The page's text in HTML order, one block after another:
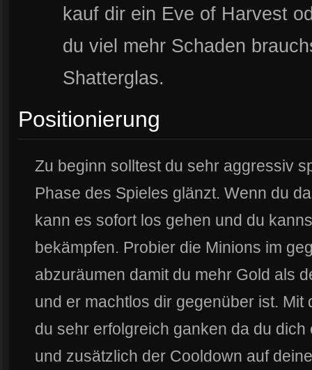
kauf dir ein Eve of Harvest
du viel mehr Schaden
Shatterglas.
Positionierung
Zu beginn solltest du sehr aggressiv
Phase des Spieles glänzt. Wenn du
kann es sofort los gehen und du
bekämpfen. Probier die Minions im
abzuräumen damit du mehr Gold als
und er machtlos dir gegenüber ist. Mit
du sehr erfolgreich ganken da du
und zusätzlich der Cooldown auf